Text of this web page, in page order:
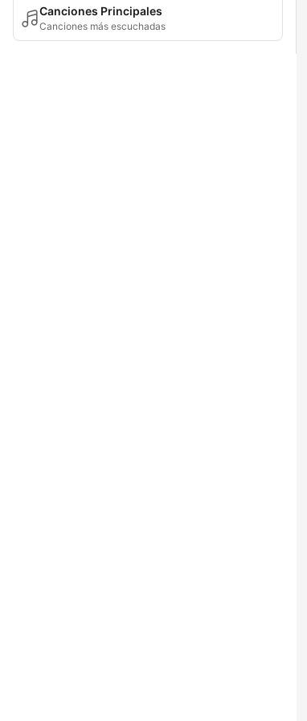
Canciones Principales
Canciones más escuchadas